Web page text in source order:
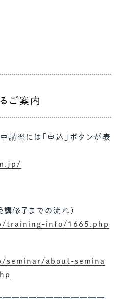
ご案内
講習には「申込」ボタンが表
修了までの流れ）
training-info/1665.php
about-semina